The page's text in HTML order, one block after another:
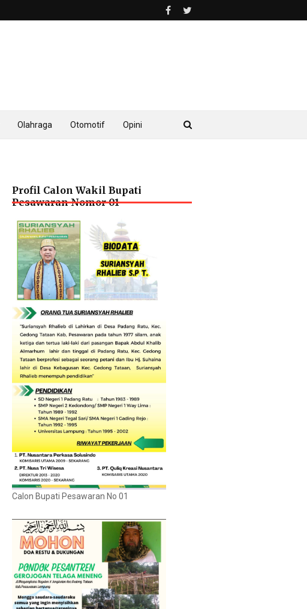
Olahraga Otomotif Opini
Profil Calon Wakil Bupati
Pesawaran Nomor 01
Calon Bupati Pesawaran No 01